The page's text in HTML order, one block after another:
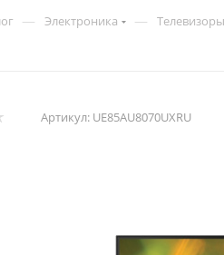
— Электроника —
Артикул: UE85AU8070UXRU